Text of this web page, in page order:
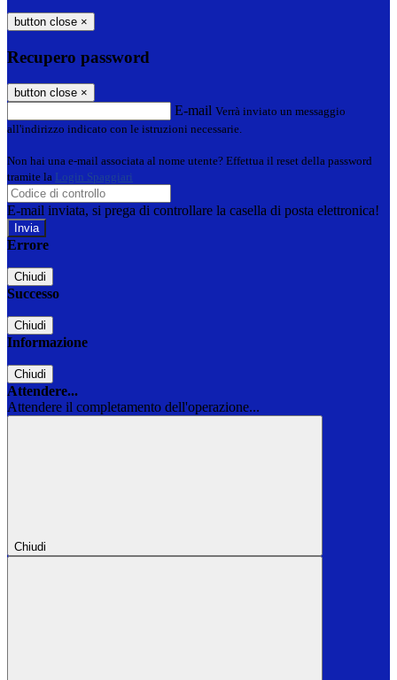
button close ×
Recupero password
button close ×
E-mail Verrà inviato un messaggio
all'indirizzo indicato con le istruzioni necessarie.
Non hai una e-mail associata al nome utente? Effettua il reset della password
tramite la Login Spaggiari
E-mail inviata, si prega di controllare la casella di posta elettronica!
Errore
Chiudi
Successo
Chiudi
Informazione
Chiudi
Attendere...
Attendere il completamento dell'operazione...
Chiudi